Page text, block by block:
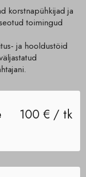
korstnapühkijad ja
toimingud
ja hooldustöid
100 € / tk